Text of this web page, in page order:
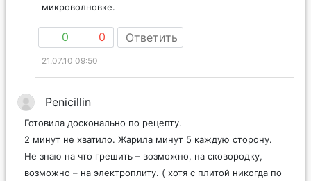
микроволновке.
0 0 Ответить
21.07.10 09:50
Penicillin
Готовила досконально по рецепту.
2 минут не хватило. Жарила минут 5 каждую сторону.
Не знаю на что грешить – возможно, на сковородку,
возможно – на электроплиту. ( хотя с плитой никогда по